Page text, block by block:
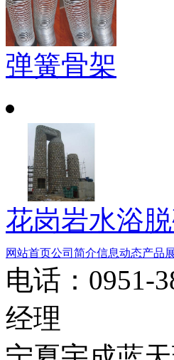
弹簧骨架
花岗岩水浴
网站首页公司简介信息动态产品
电话：0951-
经理